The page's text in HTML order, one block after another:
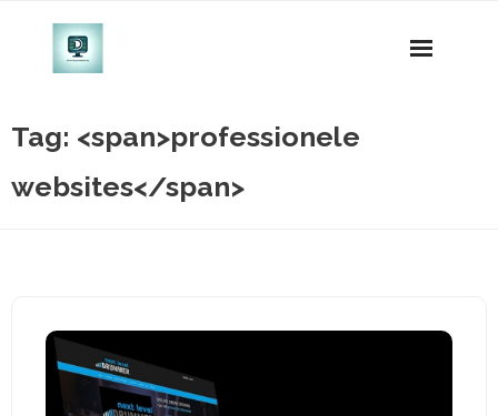
Tag: <span>professionele
websites</span>